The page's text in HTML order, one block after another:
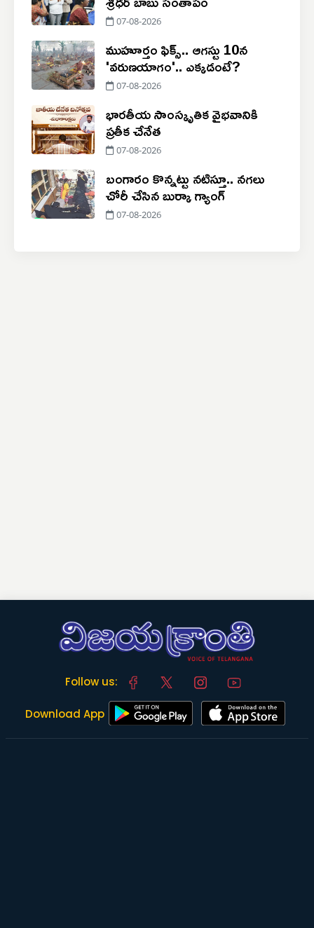
07-08-2026
ముహూర్తం ఫిక్స్.. ఆగస్టు 10న
'వరుణయాగం'.. ఎక్కడంటే?
07-08-2026
భారతీయ సాంస్కృతిక వైభవానికి
ప్రతీక చేనేత
07-08-2026
బంగారం కొన్నట్టు నటిస్తూ.. నగలు
చోరీ చేసిన బుర్కా గ్యాంగ్
07-08-2026
Follow us:
Download App